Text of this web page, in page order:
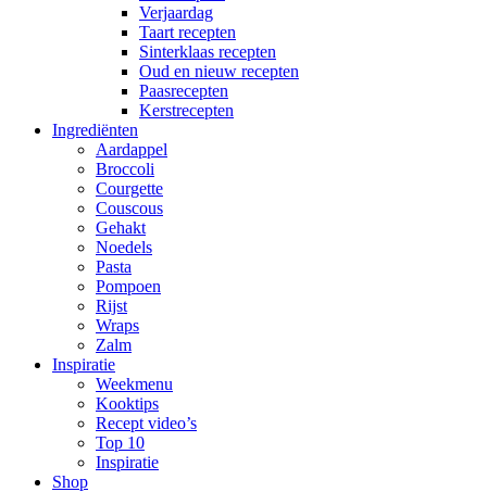
Verjaardag
Taart recepten
Sinterklaas recepten
Oud en nieuw recepten
Paasrecepten
Kerstrecepten
Ingrediënten
Aardappel
Broccoli
Courgette
Couscous
Gehakt
Noedels
Pasta
Pompoen
Rijst
Wraps
Zalm
Inspiratie
Weekmenu
Kooktips
Recept video’s
Top 10
Inspiratie
Shop